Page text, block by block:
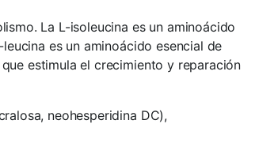
La L-isoleucina es un aminoácido
es un aminoácido esencial de
estimula el crecimiento y reparación
neohesperidina DC),